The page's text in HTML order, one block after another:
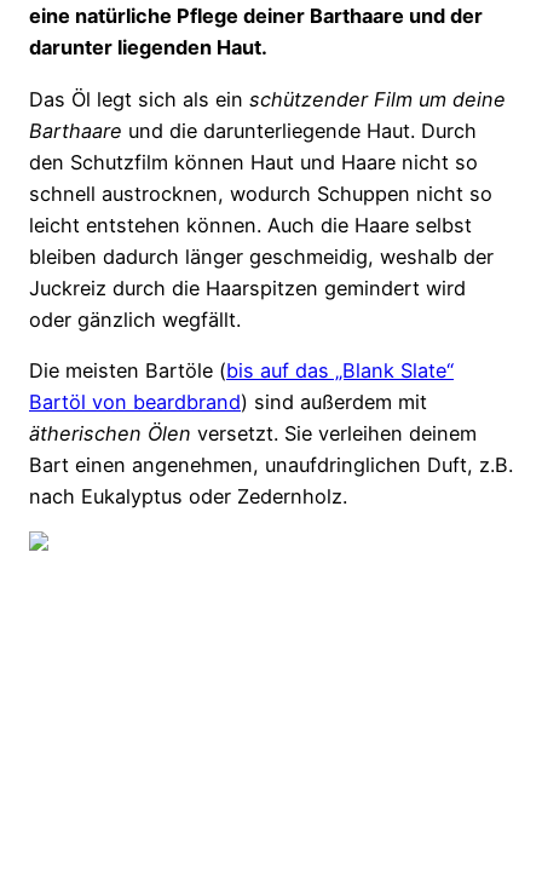
eine natürliche Pflege deiner Barthaare und der
darunter liegenden Haut.
Das Öl legt sich als ein schützender Film um deine
Barthaare und die darunterliegende Haut. Durch
den Schutzfilm können Haut und Haare nicht so
schnell austrocknen, wodurch Schuppen nicht so
leicht entstehen können. Auch die Haare selbst
bleiben dadurch länger geschmeidig, weshalb der
Juckreiz durch die Haarspitzen gemindert wird
oder gänzlich wegfällt.
Die meisten Bartöle (bis auf das „Blank Slate“
Bartöl von beardbrand) sind außerdem mit
ätherischen Ölen versetzt. Sie verleihen deinem
Bart einen angenehmen, unaufdringlichen Duft, z.B.
nach Eukalyptus oder Zedernholz.